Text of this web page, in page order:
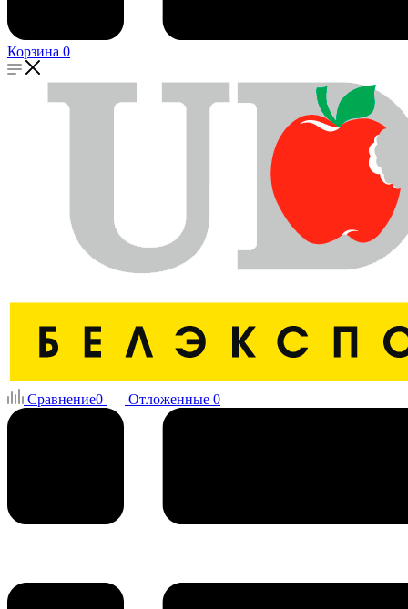
Корзина 0
Сравнение0 Отложенные 0